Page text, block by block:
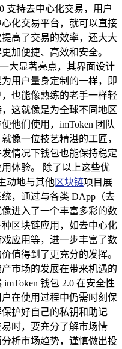
支持去中心化交易，用户
化交易平台，就可以直接
高了交易的效率，还大大
加便捷、高效和安全。
大显著亮点，其界面设计
用户量身定制的一样，即
也能像熟练的老手一样轻
这就像是为全球不同地区
他们使用，imToken 团队
像一位技艺精湛的工匠，
情况下钱包也能保持稳定
体验。 除了以上这些优
动地与其他区块链项目展
，通过与各类 DApp（去
进入了一个丰富多彩的数
区块链应用，如去中心化
应用等，进一步丰富了数
值得到了更充分的发挥。
市场的发展在带来机遇的
钱包 2.0 在安全性
在使用过程中仍需时刻保
护好自己的私钥和助记
时，要充分了解市场情
析市场趋势，谨慎做出投